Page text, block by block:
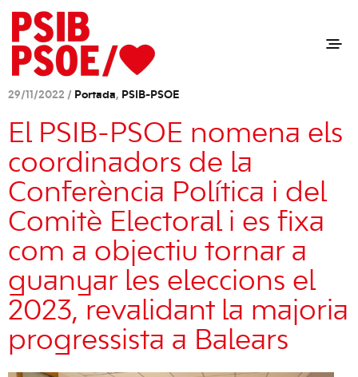
29/11/2022 / Portada, PSIB-PSOE
El PSIB-PSOE nomena els
coordinadors de la
Conferència Política i del
Comitè Electoral i es fixa
com a objectiu tornar a
guanyar les eleccions el
2023, revalidant la majoria
progressista a Balears